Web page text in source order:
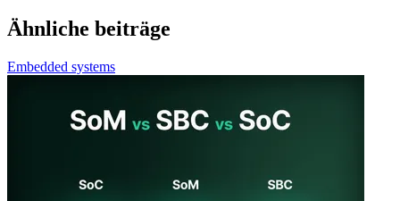
Ähnliche beiträge
Embedded systems